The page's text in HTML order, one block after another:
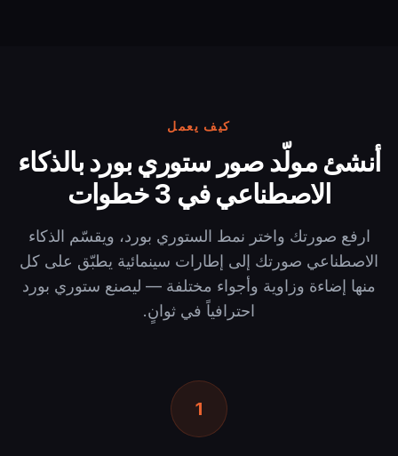
كيف يعمل
أنشئ مولّد صور ستوري بورد بالذكاء
الاصطناعي في 3 خطوات
ارفع صورتك واختر نمط الستوري بورد، ويقسّم الذكاء
الاصطناعي صورتك إلى إطارات سينمائية يطبّق على كل
منها إضاءة وزاوية وأجواء مختلفة — ليصنع ستوري بورد
احترافياً في ثوانٍ.
1